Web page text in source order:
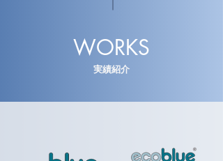
WORKS
実績紹介